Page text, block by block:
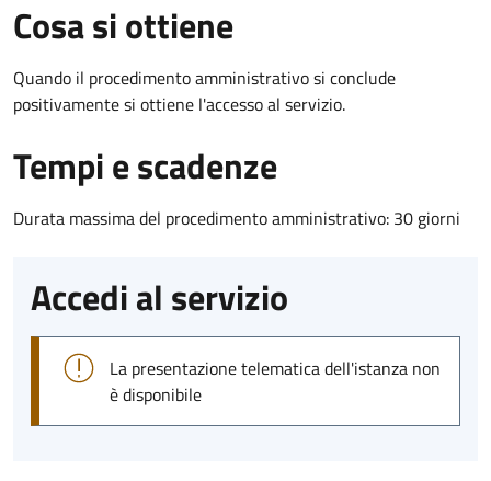
Cosa si ottiene
Quando il procedimento amministrativo si conclude
positivamente si ottiene l'accesso al servizio.
Tempi e scadenze
Durata massima del procedimento amministrativo: 30 giorni
Accedi al servizio
La presentazione telematica dell'istanza non
è disponibile